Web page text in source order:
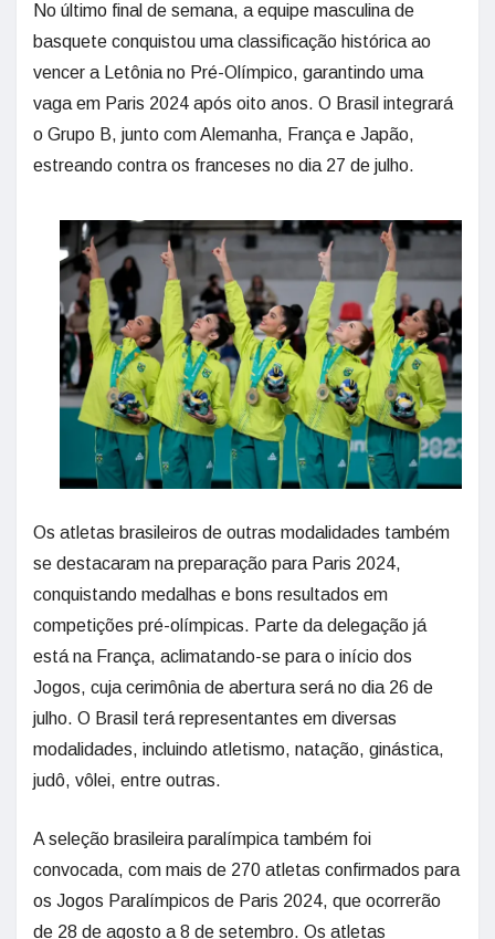
No último final de semana, a equipe masculina de
basquete conquistou uma classificação histórica ao
vencer a Letônia no Pré-Olímpico, garantindo uma
vaga em Paris 2024 após oito anos. O Brasil integrará
o Grupo B, junto com Alemanha, França e Japão,
estreando contra os franceses no dia 27 de julho.
Os atletas brasileiros de outras modalidades também
se destacaram na preparação para Paris 2024,
conquistando medalhas e bons resultados em
competições pré-olímpicas. Parte da delegação já
está na França, aclimatando-se para o início dos
Jogos, cuja cerimônia de abertura será no dia 26 de
julho. O Brasil terá representantes em diversas
modalidades, incluindo atletismo, natação, ginástica,
judô, vôlei, entre outras.
A seleção brasileira paralímpica também foi
convocada, com mais de 270 atletas confirmados para
os Jogos Paralímpicos de Paris 2024, que ocorrerão
de 28 de agosto a 8 de setembro. Os atletas